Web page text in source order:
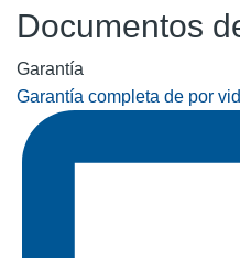
Documentos
Garantía
Garantía completa de por